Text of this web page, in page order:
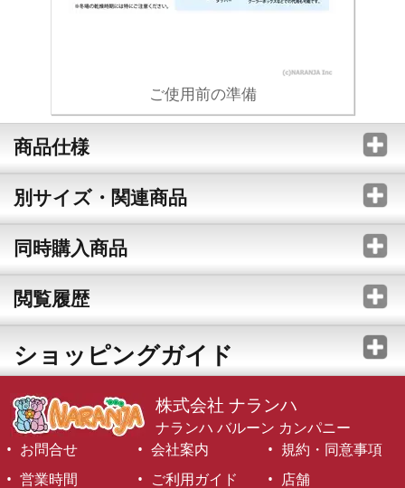
ご使用前の準備
商品仕様
別サイズ・関連商品
同時購入商品
閲覧履歴
ショッピングガイド
株式会社 ナランハ
ナランハ バルーン カンパニー
お問合せ
会社案内
規約・同意事項
営業時間
ご利用ガイド 店舗